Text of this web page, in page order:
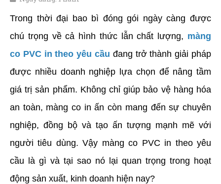
Trong thời đại bao bì đóng gói ngày càng được
chú trọng về cả hình thức lẫn chất lượng, màng
co PVC in theo yêu cầu đang trở thành giải pháp
được nhiều doanh nghiệp lựa chọn để nâng tầm
giá trị sản phẩm. Không chỉ giúp bảo vệ hàng hóa
an toàn, màng co in ấn còn mang đến sự chuyên
nghiệp, đồng bộ và tạo ấn tượng mạnh mẽ với
người tiêu dùng. Vậy màng co PVC in theo yêu
cầu là gì và tại sao nó lại quan trọng trong hoạt
động sản xuất, kinh doanh hiện nay?